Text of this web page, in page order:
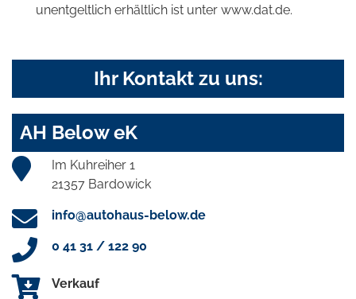
unentgeltlich erhältlich ist unter www.dat.de.
Ihr Kontakt zu uns:
AH Below eK
Im Kuhreiher 1
21357 Bardowick
info@autohaus-below.de
0 41 31 / 122 90
Verkauf